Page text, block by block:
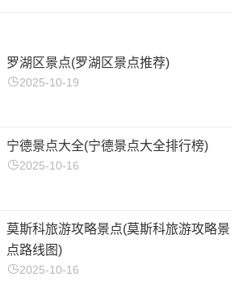
罗湖区景点(罗湖区景点推荐)
2025-10-19
宁德景点大全(宁德景点大全排行榜)
2025-10-16
莫斯科旅游攻略景点(莫斯科旅游攻略景
点路线图)
2025-10-16